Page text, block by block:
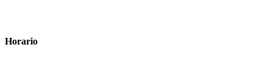
Horario